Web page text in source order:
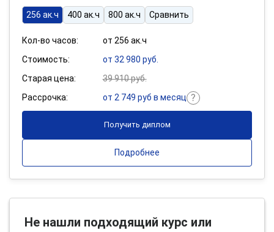
256 ак.ч 400 ак.ч 800 ак.ч Сравнить
Кол-во часов:
от 256 ак.ч
Стоимость:
от 32 980 руб.
Старая цена:
39 910 руб.
Рассрочка:
от 2 749 руб в месяц
Получить диплом
Подробнее
Не нашли подходящий курс или